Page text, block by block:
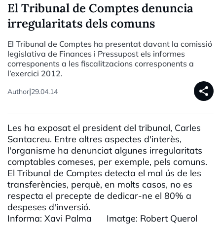
El Tribunal de Comptes denuncia
irregularitats dels comuns
El Tribunal de Comptes ha presentat davant la comissió
legislativa de Finances i Pressupost els informes
corresponents a les fiscalitzacions corresponents a
l’exercici 2012.
Author|29.04.14 share
Les ha exposat el president del tribunal, Carles
Santacreu. Entre altres aspectes d'interès,
l'organisme ha denunciat algunes irregularitats
comptables comeses, per exemple, pels comuns.
El Tribunal de Comptes detecta el mal ús de les
transferències, perquè, en molts casos, no es
respecta el precepte de dedicar-ne el 80% a
despeses d'inversió.
Informa: Xavi Palma Imatge: Robert Querol